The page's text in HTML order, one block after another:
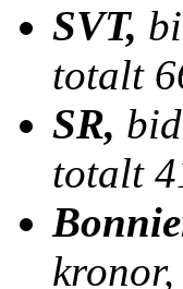
SVT,
totalt
SR,
totalt